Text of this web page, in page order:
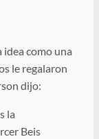
idea como una
le regalaron
dijo:
la
Beis